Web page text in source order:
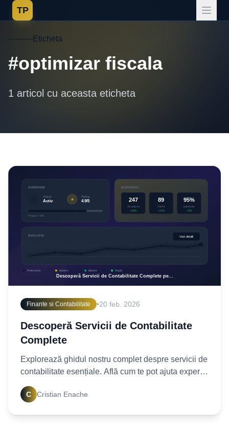
TP
Eticheta
#optimizar fiscala
1 articol cu aceasta eticheta
Finante si Contabilitate •20 feb. 2026
Descoperă Servicii de Contabilitate
Complete
Explorează ghidul nostru complet despre servicii de
contabilitate esențiale. Află cum te pot ajuta experții
C Cristian Enache